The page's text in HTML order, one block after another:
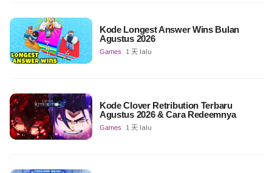
Kode Longest Answer Wins Bulan
Agustus 2026
Games 1 天 lalu
Kode Clover Retribution Terbaru
Agustus 2026 & Cara Redeemnya
Games 1 天 lalu